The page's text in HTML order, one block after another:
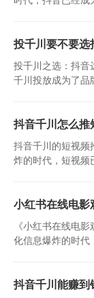
投千川要不要选
投千川之选：抖音
千川投放成为了品
抖音千川怎么
抖音千川的短视频
炸的时代，短视频
小红书在线电影
《小红书在线电
化信息爆炸的时代
抖音千川能赚到